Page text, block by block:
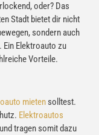
oder? Das
Stadt bietet dir nicht
sondern auch
Ein Elektroauto zu
Vorteile.
mieten solltest.
Elektroautos
tragen somit dazu